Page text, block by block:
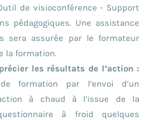
de visioconférence - Support
pédagogiques. Une assistance
sera assurée par le formateur
la formation.
les résultats de l’action :
formation par l’envoi d’un
à chaud à l’issue de la
à froid quelques